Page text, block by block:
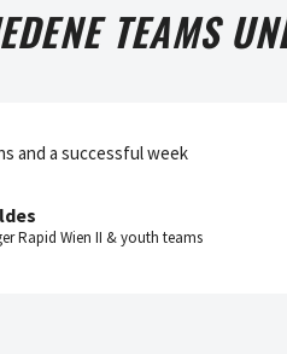
TEAMS
and a successful week
Rapid Wien II & youth teams